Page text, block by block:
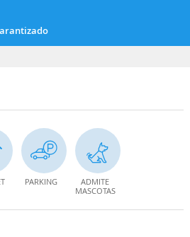
PARKING
ADMITE
MASCOTAS